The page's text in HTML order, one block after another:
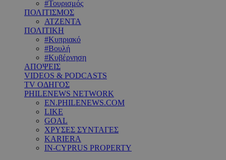
#Τουρισμός
ΠΟΛΙΤΙΣΜΟΣ
ΑΤΖΕΝΤΑ
ΠΟΛΙΤΙΚΗ
#Κυπριακό
#Βουλή
#Κυβέρνηση
ΑΠΟΨΕΙΣ
VIDEOS & PODCASTS
TV ΟΔΗΓΟΣ
PHILENEWS NETWORK
EN.PHILENEWS.COM
LIKE
GOAL
ΧΡΥΣΕΣ ΣΥΝΤΑΓΕΣ
KARIERA
IN-CYPRUS PROPERTY